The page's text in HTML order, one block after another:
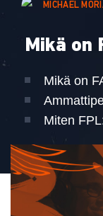
MICHAEL
Mikä on
Mikä on
Miten